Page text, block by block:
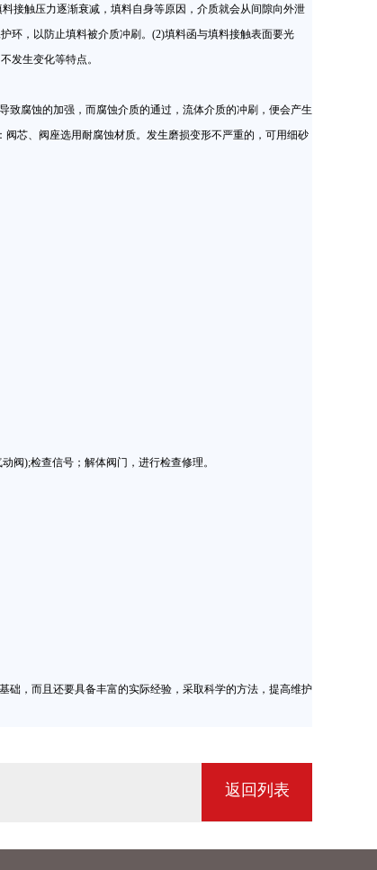
接触压力逐渐衰减，填料自身等原因，介质就会从间隙向外泄
环，以防止填料被介质冲刷。(2)填料函与填料接触表面要光
发生变化等特点。
腐蚀的加强，而腐蚀介质的通过，流体介质的冲刷，便会产生
芯、阀座选用耐腐蚀材质。发生磨损变形不严重的，可用细砂
);检查信号；解体阀门，进行检查修理。
，而且还要具备丰富的实际经验，采取科学的方法，提高维护
返回列表